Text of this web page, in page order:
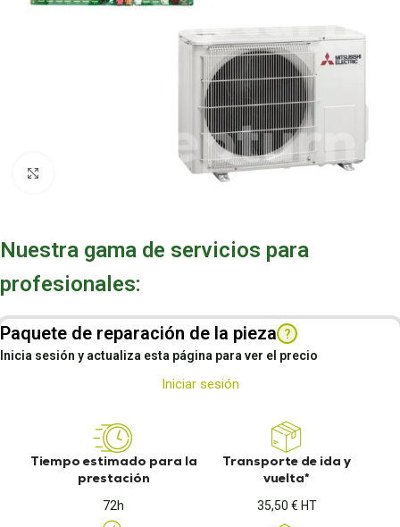
Nuestra gama de servicios para
profesionales:
Paquete de reparación de la pieza ?
Inicia sesión y actualiza esta página para ver el precio
Iniciar sesión
Tiempo estimado para la
prestación
72h
Transporte de ida y
vuelta*
35,50 € HT